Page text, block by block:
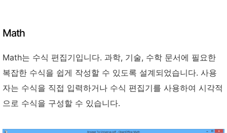
Math
Math는 수식 편집기입니다. 과학, 기술, 수학 문서에 필요한
복잡한 수식을 쉽게 작성할 수 있도록 설계되었습니다. 사용
자는 수식을 직접 입력하거나 수식 편집기를 사용하여 시각적
으로 수식을 구성할 수 있습니다.